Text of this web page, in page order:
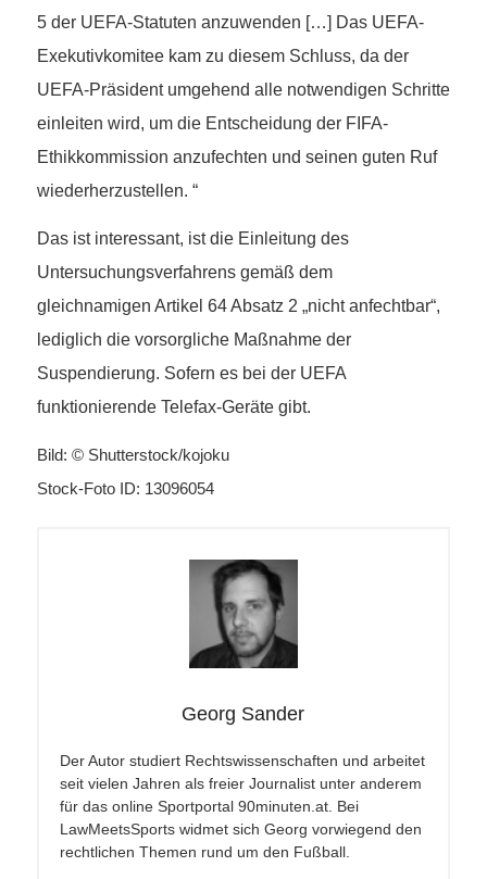
5 der UEFA-Statuten anzuwenden […] Das UEFA-
Exekutivkomitee kam zu diesem Schluss, da der
UEFA-Präsident umgehend alle notwendigen Schritte
einleiten wird, um die Entscheidung der FIFA-
Ethikkommission anzufechten und seinen guten Ruf
wiederherzustellen. “
Das ist interessant, ist die Einleitung des
Untersuchungsverfahrens gemäß dem
gleichnamigen Artikel 64 Absatz 2 „nicht anfechtbar“,
lediglich die vorsorgliche Maßnahme der
Suspendierung. Sofern es bei der UEFA
funktionierende Telefax-Geräte gibt.
Bild: © Shutterstock/kojoku
Stock-Foto ID: 13096054
Georg Sander
Der Autor studiert Rechtswissenschaften und arbeitet
seit vielen Jahren als freier Journalist unter anderem
für das online Sportportal 90minuten.at. Bei
LawMeetsSports widmet sich Georg vorwiegend den
rechtlichen Themen rund um den Fußball.